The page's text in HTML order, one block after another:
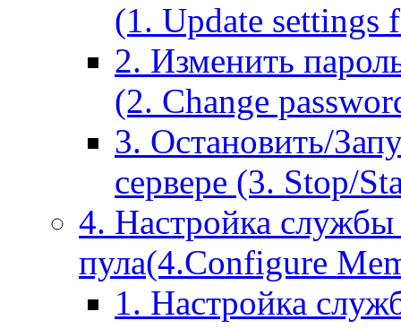
(1. Update settings
2. Изменить
(2. Change
3. Остановить/
сервере (3. Stop/
4. Настройка
пула(4.Configure
1. Настройка